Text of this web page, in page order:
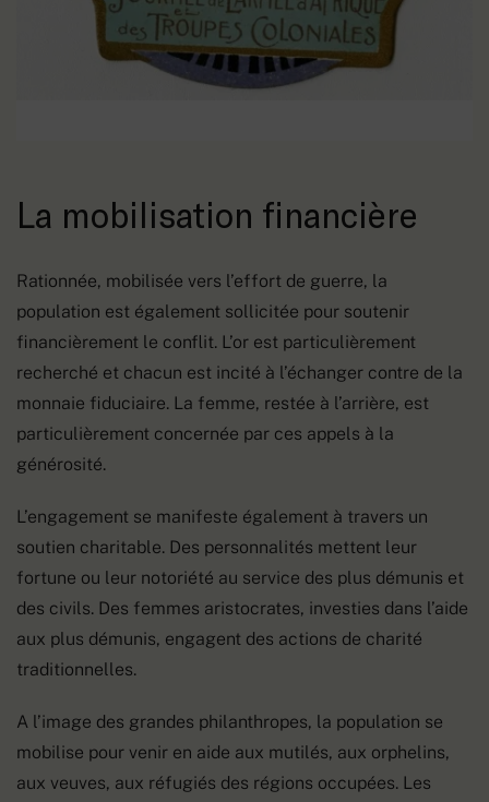
La mobilisation financière
Rationnée, mobilisée vers l’effort de guerre, la
population est également sollicitée pour soutenir
financièrement le conflit. L’or est particulièrement
recherché et chacun est incité à l’échanger contre de la
monnaie fiduciaire. La femme, restée à l’arrière, est
particulièrement concernée par ces appels à la
générosité.
L’engagement se manifeste également à travers un
soutien charitable. Des personnalités mettent leur
fortune ou leur notoriété au service des plus démunis et
des civils. Des femmes aristocrates, investies dans l’aide
aux plus démunis, engagent des actions de charité
traditionnelles.
A l’image des grandes philanthropes, la population se
mobilise pour venir en aide aux mutilés, aux orphelins,
aux veuves, aux réfugiés des régions occupées. Les